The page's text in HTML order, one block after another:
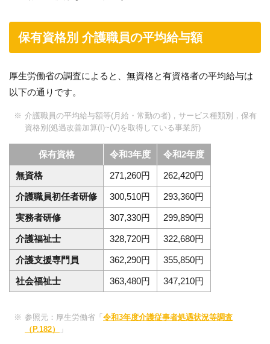
保有資格別 介護職員の平均給与額
厚生労働省の調査によると、無資格と有資格者の平均給与は
以下の通りです。
介護職員の平均給与額等(月給・常勤の者)，サービス種類別，保有
資格別(処遇改善加算(I)~(V)を取得している事業所)
保有資格 令和3年度 令和2年度
無資格 271,260円 262,420円
介護職員初任者研修 300,510円 293,360円
実務者研修 307,330円 299,890円
介護福祉士 328,720円 322,680円
介護支援専門員 362,290円 355,850円
社会福祉士 363,480円 347,210円
参照元：厚生労働省「 令和3年度介護従事者処遇状況等調査
（P.182）